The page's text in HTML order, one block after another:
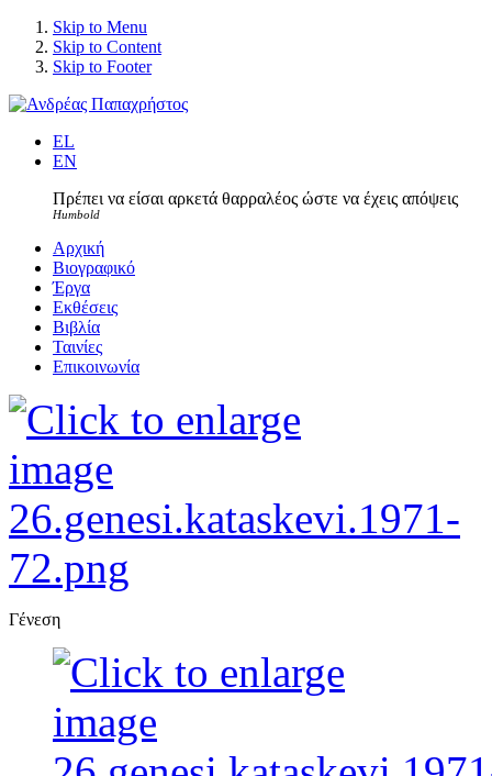
Skip to Menu
Skip to Content
Skip to Footer
EL
EN
Πρέπει να είσαι αρκετά θαρραλέος ώστε να έχεις απόψεις
Humbold
Αρχική
Βιογραφικό
Έργα
Εκθέσεις
Βιβλία
Ταινίες
Επικοινωνία
Γένεση